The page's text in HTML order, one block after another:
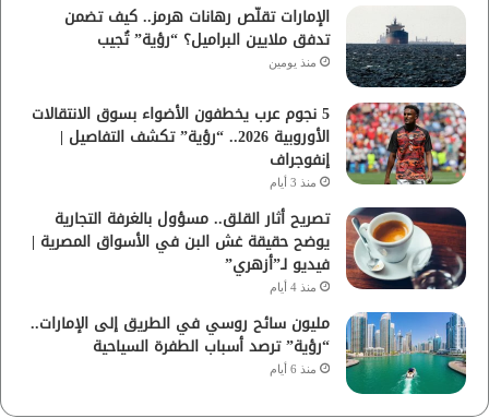
الإمارات تقلّص رهانات هرمز.. كيف تضمن
تدفق ملايين البراميل؟ “رؤية” تُجيب
منذ يومين
5 نجوم عرب يخطفون الأضواء بسوق الانتقالات
الأوروبية 2026.. “رؤية” تكشف التفاصيل |
إنفوجراف
منذ 3 أيام
تصريح أثار القلق.. مسؤول بالغرفة التجارية
يوضح حقيقة غش البن في الأسواق المصرية |
فيديو لـ”أزهري”
منذ 4 أيام
مليون سائح روسي في الطريق إلى الإمارات..
“رؤية” ترصد أسباب الطفرة السياحية
منذ 6 أيام